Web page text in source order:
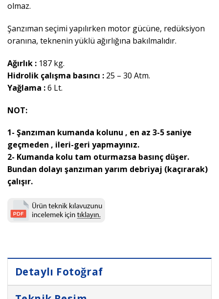
olmaz.
Şanzıman seçimi yapılırken motor gücüne, redüksiyon
oranına, teknenin yüklü ağırlığına bakılmalıdır.
Ağırlık : 187 kg.
Hidrolik çalışma basıncı : 25 – 30 Atm.
Yağlama :6 Lt.
NOT:
1- Şanzıman kumanda kolunu , en az 3-5 saniye
geçmeden , ileri-geri yapmayınız.
2- Kumanda kolu tam oturmazsa basınç düşer.
Bundan dolayı şanzıman yarım debriyaj (kaçırarak)
çalışır.
Detaylı Fotoğraf